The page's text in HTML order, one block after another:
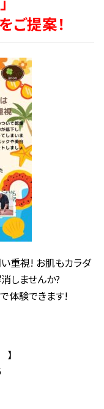
ご提案！
重視! お肌もカラダ
しませんか?
体験できます!